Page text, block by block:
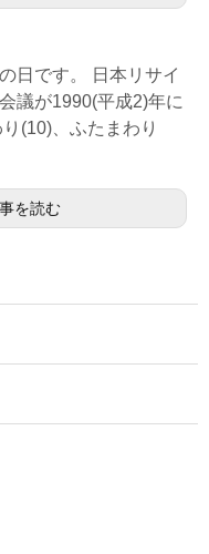
日です。 日本リサイ
議が1990(平成2)年に
(10)、ふたまわり
を読む